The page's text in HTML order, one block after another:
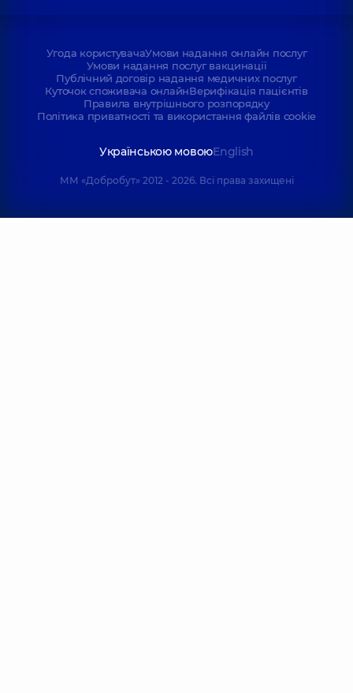
Угода користувачаУмови надання онлайн послуг
Умови надання послуг вакцинації
Публічний договір надання медичних послуг
Куточок споживача онлайнВерифікація пацієнтів
Правила внутрішнього розпорядку
Політика приватності та використання файлів cookie
Українською мовоюEnglish
ММ «Добробут» 2012 - 2026. Всі права захищені